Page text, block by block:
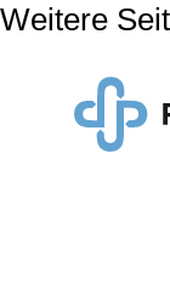
Weitere